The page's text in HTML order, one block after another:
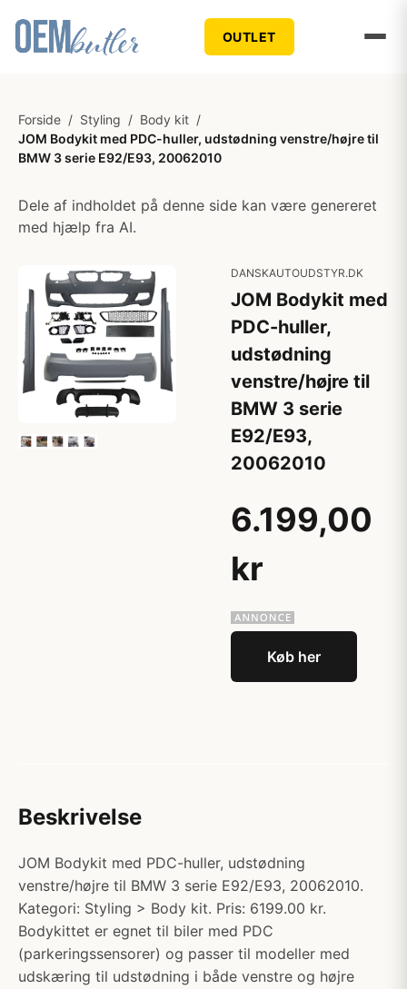
OUTLET
Forside / Styling / Body kit /
JOM Bodykit med PDC-huller, udstødning venstre/højre til
BMW 3 serie E92/E93, 20062010
Dele af indholdet på denne side kan være genereret
med hjælp fra AI.
DANSKAUTOUDSTYR.DK
JOM Bodykit med
PDC-huller,
udstødning
venstre/højre til
BMW 3 serie
E92/E93,
20062010
6.199,00
kr
Køb her
Beskrivelse
JOM Bodykit med PDC-huller, udstødning
venstre/højre til BMW 3 serie E92/E93, 20062010.
Kategori: Styling > Body kit. Pris: 6199.00 kr.
Bodykittet er egnet til biler med PDC
(parkeringssensorer) og passer til modeller med
udskæring til udstødning i både venstre og højre